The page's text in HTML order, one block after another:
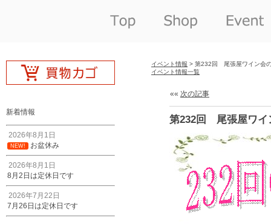
新着情報
2026年8月1日
NEW! お盆休み
2026年8月1日
8月2日は定休日です
2026年7月22日
7月26日は定休日です
イベント情報 > 第232回 尾張屋ワイン会
イベント情報一覧
«« 次の記事
第232回 尾張屋ワイ